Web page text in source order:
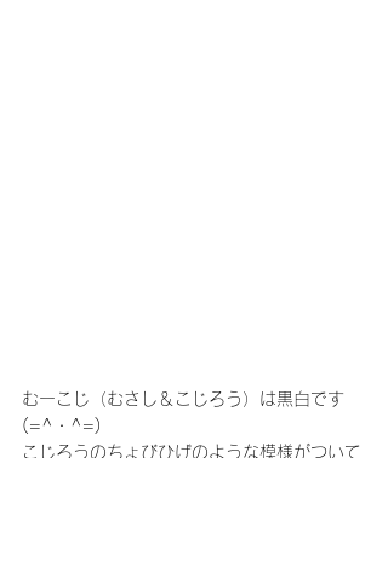
むーこじ（むさし＆こじろう）は黒白です
(=^・^=)
こじろうのちょびひげのような模様がついて